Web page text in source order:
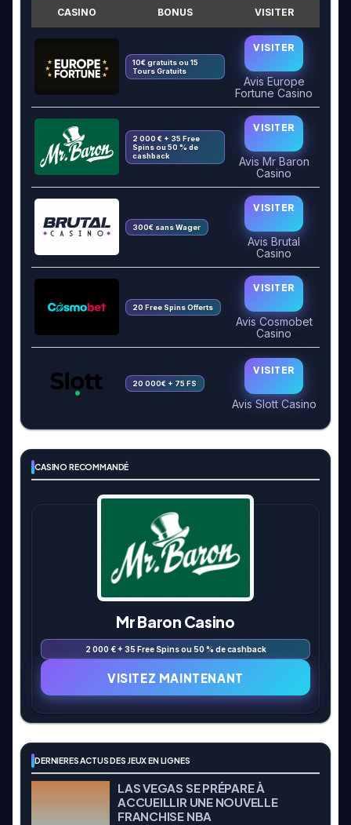
CASINO BONUS VISITER
10€ gratuits ou 15
Tours Gratuits
VISITER
Avis Europe
Fortune Casino
2 000 € + 35 Free
Spins ou 50 % de
cashback
VISITER
Avis Mr Baron
Casino
300€ sans Wager
VISITER
Avis Brutal
Casino
20 Free Spins Offerts
VISITER
Avis Cosmobet
Casino
20 000€ + 75 FS
VISITER
Avis Slott Casino
CASINO RECOMMANDÉ
Mr Baron Casino
2 000 € + 35 Free Spins ou 50 % de cashback
VISITEZ MAINTENANT
DERNIERES ACTUS DES JEUX EN LIGNES
LAS VEGAS SE PRÉPARE À
ACCUEILLIR UNE NOUVELLE
FRANCHISE NBA